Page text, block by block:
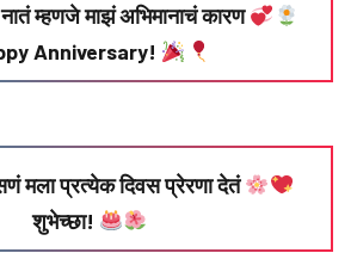
म्हणजे माझं अभिमानाचं कारण
Anniversary!
मला प्रत्येक दिवस प्रेरणा देतं
शुभेच्छा!